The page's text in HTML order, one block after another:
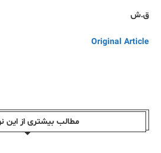
ق.ش
Original Article
مطالب بیشتری از این